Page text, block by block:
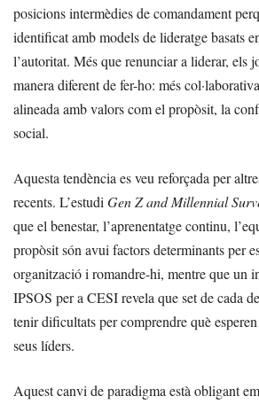
posicions intermèdies de comandament
identificat amb models de lideratge basats
l’autoritat. Més que renunciar a liderar, els
manera diferent de fer-ho: més
alineada amb valors com el propòsit, la
social.
Aquesta tendència es veu reforçada per
recents. L’estudiGen Z and Millennial
que el benestar, l’aprenentatge continu,
propòsit són avui factors determinants per
organització i romandre-hi, mentre que un
IPSOS per a CESI revela que set de cada
tenir dificultats per comprendre què
seus líders.
Aquest canvi de paradigma està obligant